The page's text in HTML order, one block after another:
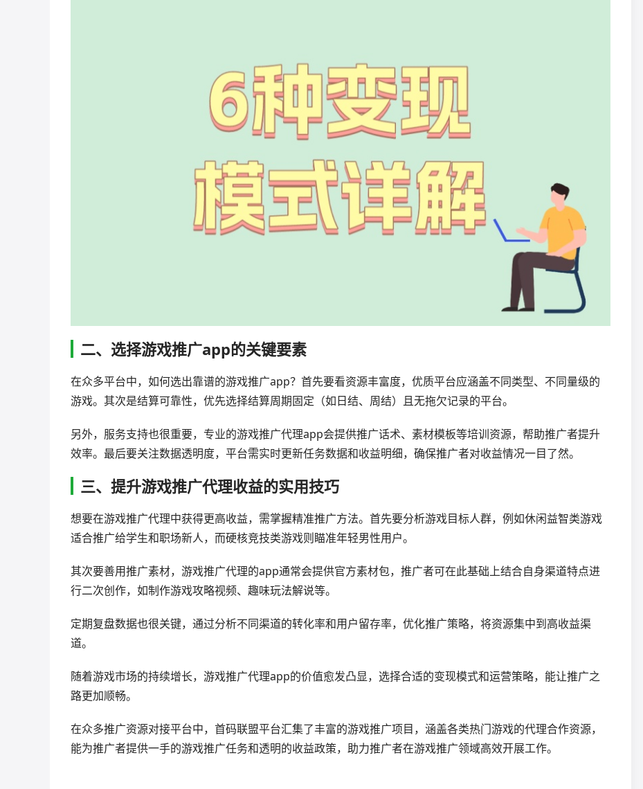
二、选择游戏推广app的关键要素
在众多平台中，如何选出靠谱的游戏推广app？首先要看资源丰富度，优质平台应涵盖不同类型、不同量级的
游戏。其次是结算可靠性，优先选择结算周期固定（如日结、周结）且无拖欠记录的平台。
另外，服务支持也很重要，专业的游戏推广代理app会提供推广话术、素材模板等培训资源，帮助推广者提升
效率。最后要关注数据透明度，平台需实时更新任务数据和收益明细，确保推广者对收益情况一目了然。
三、提升游戏推广代理收益的实用技巧
想要在游戏推广代理中获得更高收益，需掌握精准推广方法。首先要分析游戏目标人群，例如休闲益智类游戏
适合推广给学生和职场新人，而硬核竞技类游戏则瞄准年轻男性用户。
其次要善用推广素材，游戏推广代理的app通常会提供官方素材包，推广者可在此基础上结合自身渠道特点进
行二次创作，如制作游戏攻略视频、趣味玩法解说等。
定期复盘数据也很关键，通过分析不同渠道的转化率和用户留存率，优化推广策略，将资源集中到高收益渠
道。
随着游戏市场的持续增长，游戏推广代理app的价值愈发凸显，选择合适的变现模式和运营策略，能让推广之
路更加顺畅。
在众多推广资源对接平台中，首码联盟平台汇集了丰富的游戏推广项目，涵盖各类热门游戏的代理合作资源，
能为推广者提供一手的游戏推广任务和透明的收益政策，助力推广者在游戏推广领域高效开展工作。